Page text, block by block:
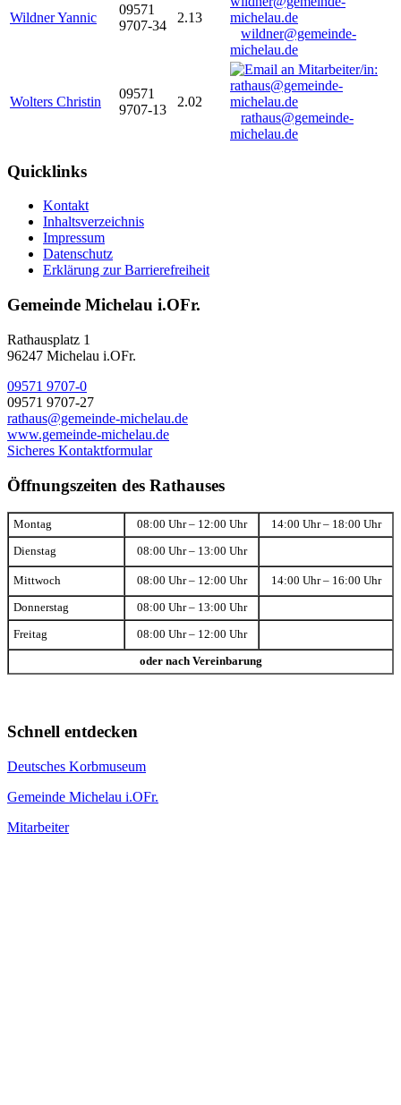
Wildner Yannic
09571
9707-34
2.13
wildner@gemeinde-
michelau.de
Wolters Christin
09571
9707-13
2.02
rathaus@gemeinde-
michelau.de
Quicklinks
Kontakt
Inhaltsverzeichnis
Impressum
Datenschutz
Erklärung zur Barrierefreiheit
Gemeinde Michelau i.OFr.
Rathausplatz 1
96247 Michelau i.OFr.
09571 9707-0
09571 9707-27
rathaus@gemeinde-michelau.de
www.gemeinde-michelau.de
Sicheres Kontaktformular
Öffnungszeiten des Rathauses
Montag 08:00 Uhr – 12:00 Uhr 14:00 Uhr – 18:00 Uhr
Dienstag 08:00 Uhr – 13:00 Uhr
Mittwoch 08:00 Uhr – 12:00 Uhr 14:00 Uhr – 16:00 Uhr
Donnerstag 08:00 Uhr – 13:00 Uhr
Freitag 08:00 Uhr – 12:00 Uhr
oder nach Vereinbarung
Schnell entdecken
Deutsches Korbmuseum
Gemeinde Michelau i.OFr.
Mitarbeiter